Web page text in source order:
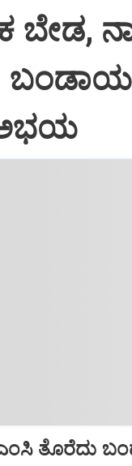
ಬೇಡ,
ಅಭಯ
ತೊರೆದು